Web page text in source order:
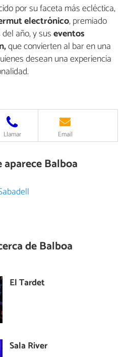
por su faceta más ecléctica,
electrónico, premiado
año, y suseventos
que convierten al bar en una
desean una experiencia
Llamar Email
Balboa
deBalboa
El Tardet
Sala River